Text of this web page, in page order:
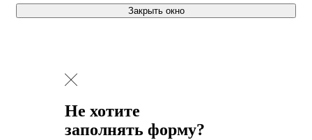
Закрыть окно
Не хотите
заполнять форму?